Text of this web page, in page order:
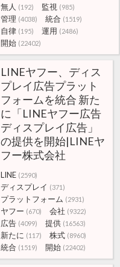
無人 (192) 監視 (985)
管理 (4038) 統合 (1519)
自律 (195) 運用 (2486)
開始 (22402)
LINEヤフー、ディス
プレイ広告プラット
フォームを統合 新た
に「LINEヤフー広告
ディスプレイ広告」
の提供を開始|LINEヤ
フー株式会社
LINE (2590)
ディスプレイ (371)
プラットフォーム (2931)
ヤフー (670) 会社 (9322)
広告 (4099) 提供 (16563)
新たに (117) 株式 (8960)
統合 (1519) 開始 (22402)